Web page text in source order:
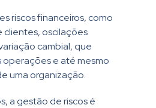
riscos financeiros, como
clientes, oscilações
cambial, que
e até mesmo
uma organização.
a gestão de riscos é